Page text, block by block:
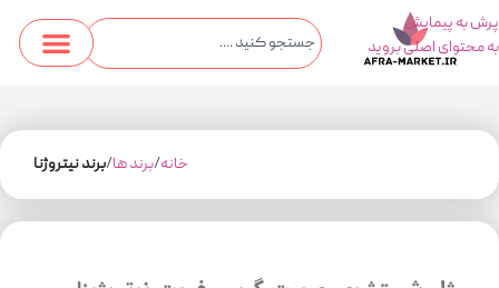
پرش به پیمایش
به محتوای اصلی بروید
خانه برند ها برند نیتروژنا